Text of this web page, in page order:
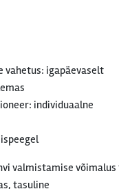
vahetus: igapäevaselt
individuaalne
valmistamise
tasuline